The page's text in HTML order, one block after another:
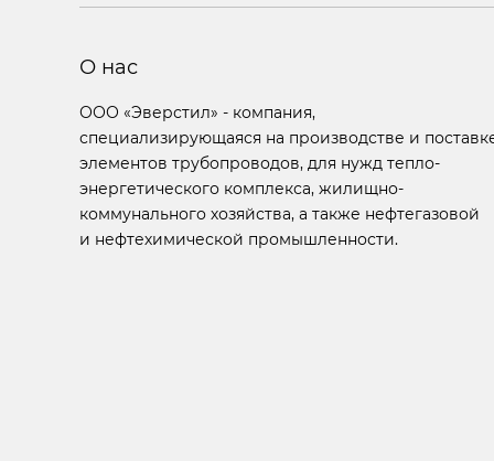
О нас
ООО «Эверстил» - компания,
специализирующаяся на производстве и
элементов трубопроводов, для нужд тепло-
энергетического комплекса, жилищно-
коммунального хозяйства, а также нефтегазовой
и нефтехимической промышленности.